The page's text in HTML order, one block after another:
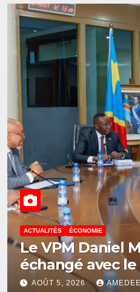
ACTUALITÉS ÉCONOMIE
Le VPM Daniel
échangé avec le
scientifique de
AOÛT 5, 2026 AMEDEE